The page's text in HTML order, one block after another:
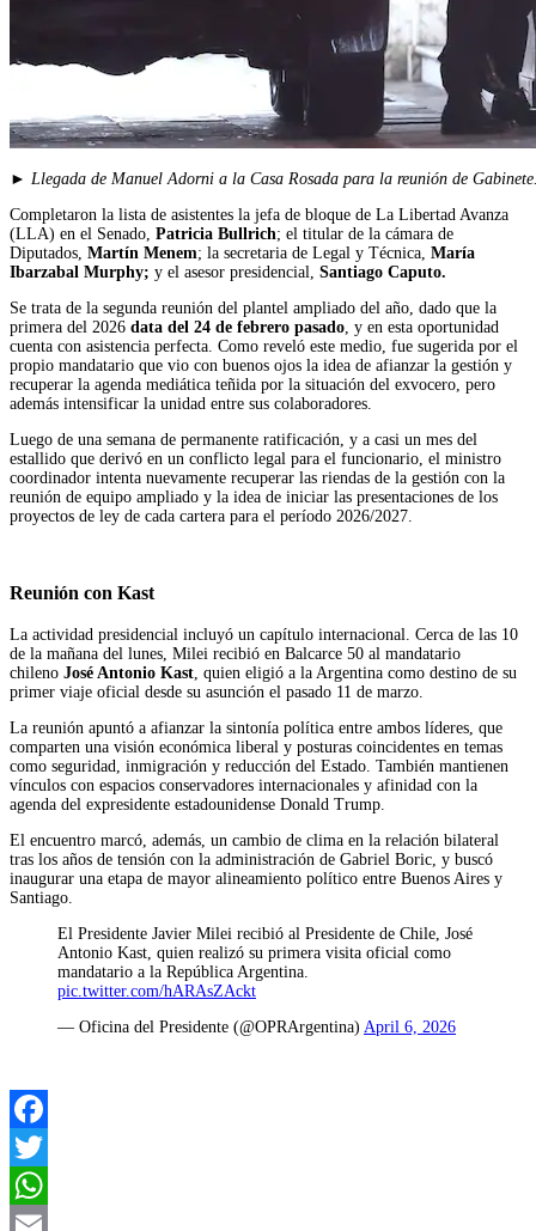
► Llegada de Manuel Adorni a la Casa Rosada para la reunión de
Completaron la lista de asistentes la jefa de bloque de La Libertad Avanza
(LLA) en el Senado, Patricia Bullrich; el titular de la cámara de
Diputados, Martín Menem; la secretaria de Legal y Técnica, María
Ibarzabal Murphy; y el asesor presidencial, Santiago Caputo.
Se trata de la segunda reunión del plantel ampliado del año, dado que la
primera del 2026 data del 24 de febrero pasado , y en esta oportunidad
cuenta con asistencia perfecta. Como reveló este medio, fue sugerida por el
propio mandatario que vio con buenos ojos la idea de afianzar la gestión y
recuperar la agenda mediática teñida por la situación del exvocero, pero
además intensificar la unidad entre sus colaboradores.
Luego de una semana de permanente ratificación, y a casi un mes del
estallido que derivó en un conflicto legal para el funcionario, el ministro
coordinador intenta nuevamente recuperar las riendas de la gestión con la
reunión de equipo ampliado y la idea de iniciar las presentaciones de los
proyectos de ley de cada cartera para el período 2026/2027.
Reunión con Kast
La actividad presidencial incluyó un capítulo internacional. Cerca de las 10
de la mañana del lunes, Milei recibió en Balcarce 50 al mandatario
chileno José Antonio Kast , quien eligió a la Argentina como destino de su
primer viaje oficial desde su asunción el pasado 11 de marzo.
La reunión apuntó a afianzar la sintonía política entre ambos líderes, que
comparten una visión económica liberal y posturas coincidentes en temas
como seguridad, inmigración y reducción del Estado. También mantienen
vínculos con espacios conservadores internacionales y afinidad con la
agenda del expresidente estadounidense Donald Trump.
El encuentro marcó, además, un cambio de clima en la relación bilateral
tras los años de tensión con la administración de Gabriel Boric, y buscó
inaugurar una etapa de mayor alineamiento político entre Buenos Aires y
Santiago.
El Presidente Javier Milei recibió al Presidente de Chile, José
Antonio Kast, quien realizó su primera visita oficial como
mandatario a la República Argentina.
pic.twitter.com/hARAsZAckt
— Oficina del Presidente (@OPRArgentina) April 6, 2026
Facebook
Twitter
WhatsApp